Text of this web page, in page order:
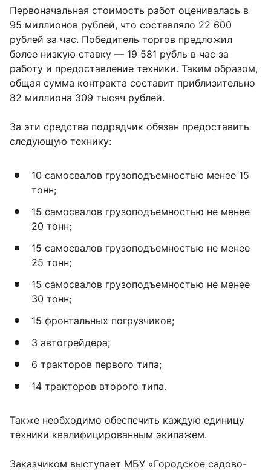
Первоначальная стоимость работ оценивалась в
95 миллионов рублей, что составляло 22 600
рублей за час. Победитель торгов предложил
более низкую ставку — 19 581 рубль в час за
работу и предоставление техники. Таким образом,
общая сумма контракта составит приблизительно
82 миллиона 309 тысяч рублей.
За эти средства подрядчик обязан предоставить
следующую технику:
10 самосвалов грузоподъемностью менее 15
тонн;
15 самосвалов грузоподъемностью не менее
20 тонн;
15 самосвалов грузоподъемностью не менее
25 тонн;
15 самосвалов грузоподъемностью не менее
30 тонн;
15 фронтальных погрузчиков;
3 автогрейдера;
6 тракторов первого типа;
14 тракторов второго типа.
Также необходимо обеспечить каждую единицу
техники квалифицированным экипажем.
Заказчиком выступает МБУ «Городское садово-